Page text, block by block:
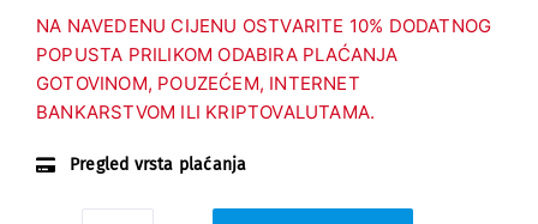
NA NAVEDENU CIJENU OSTVARITE 10% DODATNOG
POPUSTA PRILIKOM ODABIRA PLAĆANJA
GOTOVINOM, POUZEĆEM, INTERNET
BANKARSTVOM ILI KRIPTOVALUTAMA.
Pregled vrsta plaćanja